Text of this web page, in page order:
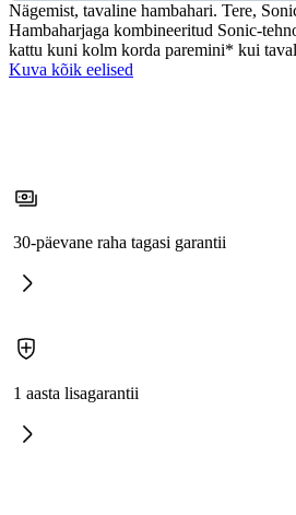
Nägemist, tavaline hambahari. Tere,
Hambaharjaga kombineeritud Sonic-
kattu kuni kolm korda paremini* kui
Kuva kõik eelised
30-päevane raha tagasi garantii
1 aasta lisagarantii